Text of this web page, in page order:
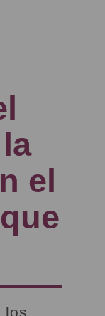
el
los